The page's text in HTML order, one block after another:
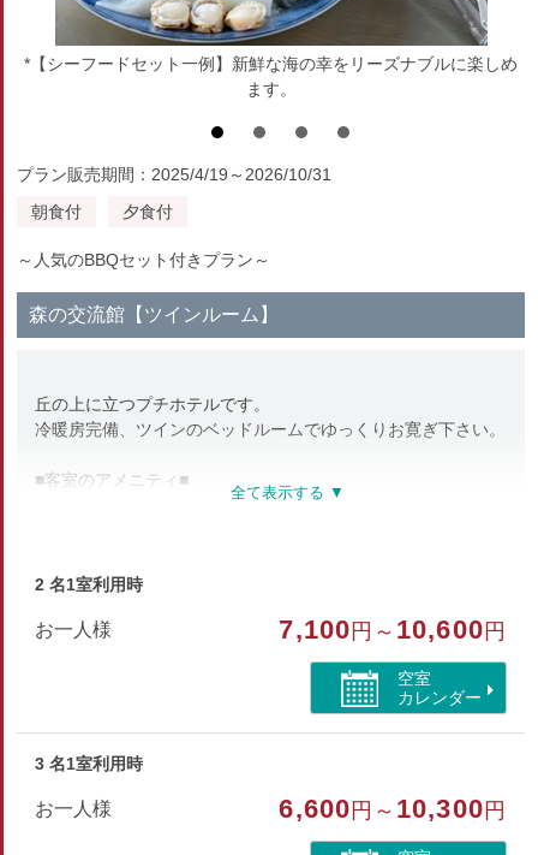
*【シーフードセット一例】新鮮な海の幸をリーズナブルに楽しめ
ます。
プラン販売期間：2025/4/19～2026/10/31
朝食付
夕食付
～人気のBBQセット付きプラン～
森の交流館【ツインルーム】
丘の上に立つプチホテルです。
冷暖房完備、ツインのベッドルームでゆっくりお寛ぎ下さい。
■客室のアメニティ■
バスタオル・フェイスタオル・歯ブラシ
になります。
2 名1室利用時
お一人様 7,100 円～ 10,600 円
空室
カレンダー
3 名1室利用時
お一人様 6,600 円～ 10,300 円